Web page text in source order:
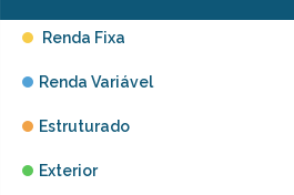
Renda Fixa
Renda Variável
Estruturado
Exterior